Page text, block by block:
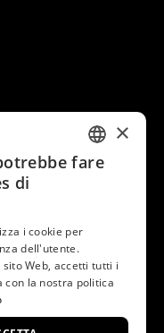
ITALIAN
GERMAN
FRENCH
×
fare
di
i cookie per
dell'utente.
Web, accetti tutti i
con la nostra politica